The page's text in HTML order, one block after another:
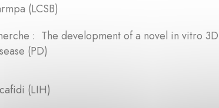
(LCSB)
: The development of a novel in vitro
(PD)
(LIH)